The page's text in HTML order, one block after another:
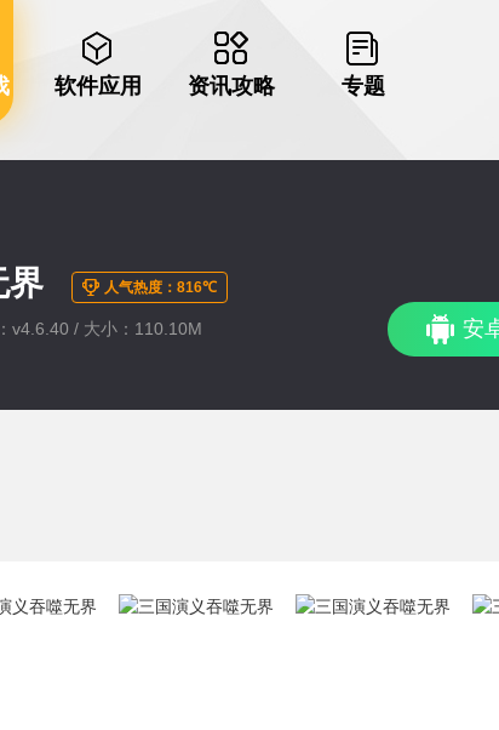
软件应用 资讯攻略 专题
界 人气热度：816℃
v4.6.40 / 大小：110.10M 安